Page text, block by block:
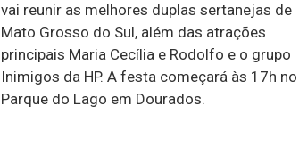
vai reunir as melhores duplas sertanejas de
Mato Grosso do Sul, além das atrações
principais Maria Cecília e Rodolfo e o grupo
Inimigos da HP. A festa começará às 17h no
Parque do Lago em Dourados.